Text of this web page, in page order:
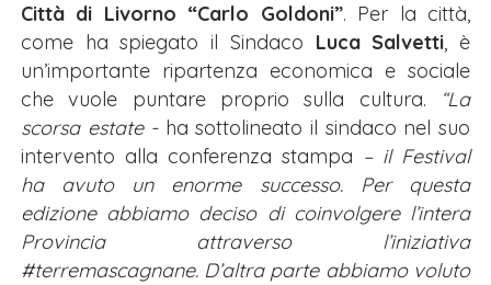
Città di Livorno “Carlo Goldoni”. Per la città,
come ha spiegato il Sindaco Luca Salvetti, è
un’importante ripartenza economica e sociale
che vuole puntare proprio sulla cultura.
“La
scorsa estate - ha sottolineato il sindaco nel suo
intervento alla conferenza stampa – il Festival
ha avuto un enorme successo. Per questa
edizione abbiamo deciso di coinvolgere l’intera
Provincia attraverso l’iniziativa
#terremascagnane. D’altra parte abbiamo voluto